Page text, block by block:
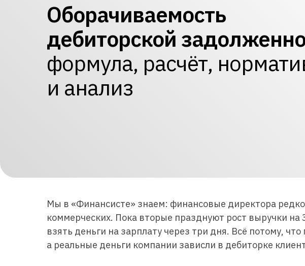
Оборачиваемость
дебиторской
формула, расчёт,
и анализ
Мы в «Финансисте» знаем: финансовые директора
коммерческих. Пока вторые празднуют рост выручки
взять деньги на зарплату через три дня. Всё потому,
а реальные деньги компании зависли в дебиторке